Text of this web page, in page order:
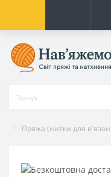
Пряжа (нитки для